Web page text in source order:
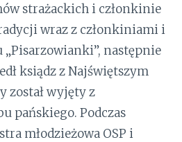
strażackich i członkinie
wraz z członkiniami i
„Pisarzowianki”, następnie
ksiądz z Najświętszym
został wyjęty z
pańskiego. Podczas
młodzieżowa OSP i